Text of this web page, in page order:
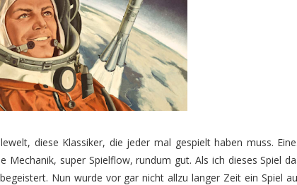
diese Klassiker, die jeder mal gespielt haben muss.
Mechanik, super Spielflow, rundum gut. Als ich dieses Spiel
Nun wurde vor gar nicht allzu langer Zeit ein Spiel